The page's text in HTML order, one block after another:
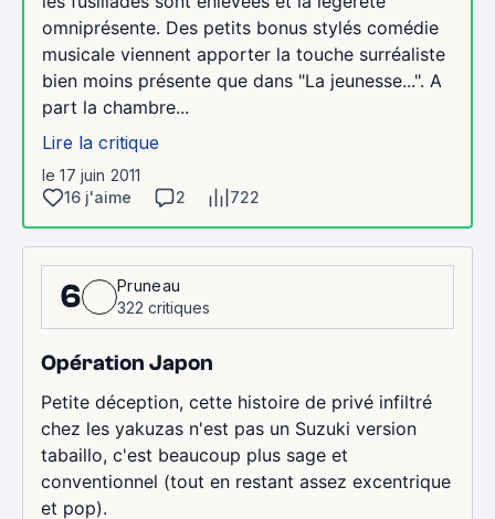
omniprésente. Des petits bonus stylés comédie
musicale viennent apporter la touche surréaliste
bien moins présente que dans "La jeunesse...". A
part la chambre...
Lire la critique
le 17 juin 2011
16 j'aime
2 722
6
Pruneau
322 critiques
Opération Japon
Petite déception, cette histoire de privé infiltré
chez les yakuzas n'est pas un Suzuki version
tabaillo, c'est beaucoup plus sage et
conventionnel (tout en restant assez excentrique
et pop).